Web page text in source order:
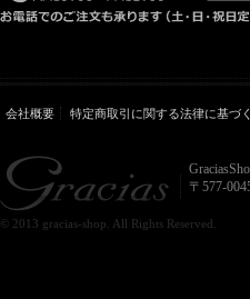
会社概要 特定商取引に関する法律に基づ
〒577-
© 2013 gracias-shop. All Rights Reserved.